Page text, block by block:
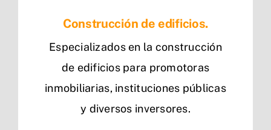
Construcción de edificios.
Especializados en la construcción
de edificios para promotoras
inmobiliarias, instituciones públicas
y diversos inversores.